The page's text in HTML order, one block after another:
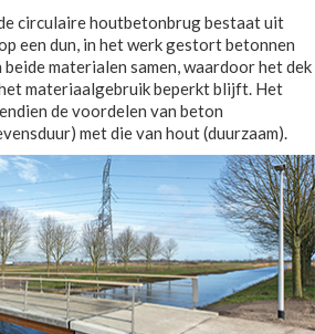
circulaire houtbetonbrug bestaat uit
een dun, in het werk gestort betonnen
materialen samen, waardoor het dek
materiaalgebruik beperkt blijft. Het
de voordelen van beton
met die van hout (duurzaam).